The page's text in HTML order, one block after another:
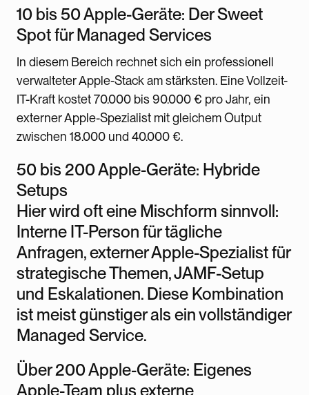
10 bis 50 Apple-Geräte: Der Sweet
Spot für Managed Services
In diesem Bereich rechnet sich ein professionell
verwalteter Apple-Stack am stärksten. Eine Vollzeit-
IT-Kraft kostet 70.000 bis 90.000 € pro Jahr, ein
externer Apple-Spezialist mit gleichem Output
zwischen 18.000 und 40.000 €.
50 bis 200 Apple-Geräte: Hybride
Setups
Hier wird oft eine Mischform sinnvoll:
Interne IT-Person für tägliche
Anfragen, externer Apple-Spezialist für
strategische Themen, JAMF-Setup
und Eskalationen. Diese Kombination
ist meist günstiger als ein vollständiger
Managed Service.
Über 200 Apple-Geräte: Eigenes
Apple-Team plus externe